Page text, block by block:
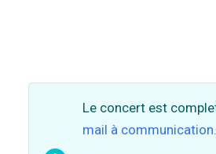
Le concert est
mail à